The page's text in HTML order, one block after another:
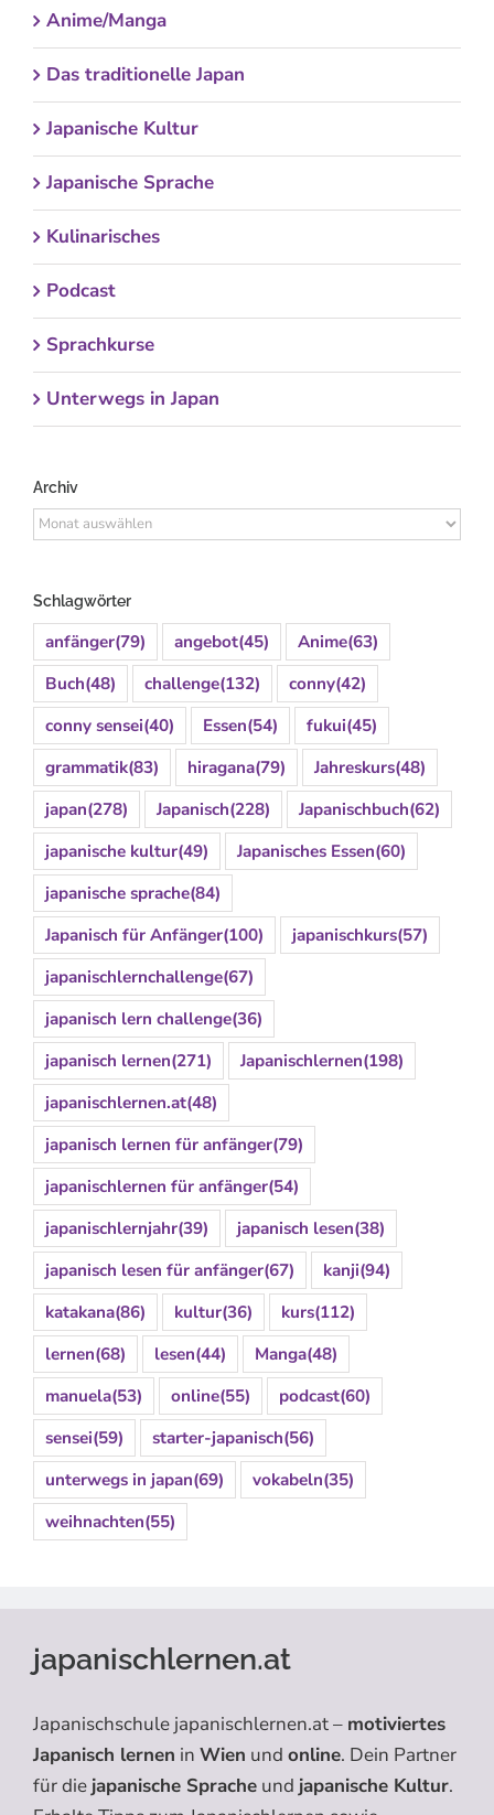
Anime/Manga
Das traditionelle Japan
Japanische Kultur
Japanische Sprache
Kulinarisches
Podcast
Sprachkurse
Unterwegs in Japan
Archiv
Archiv
Schlagwörter
anfänger(79) angebot(45) Anime(63)
Buch(48) challenge(132) conny(42)
conny sensei(40) Essen(54) fukui(45)
grammatik(83) hiragana(79) Jahreskurs(48)
japan(278) Japanisch(228) Japanischbuch(62)
japanische kultur(49) Japanisches Essen(60)
japanische sprache(84)
Japanisch für Anfänger(100) japanischkurs(57)
japanischlernchallenge(67)
japanisch lern challenge(36)
japanisch lernen(271) Japanischlernen(198)
japanischlernen.at(48)
japanisch lernen für anfänger(79)
japanischlernen für anfänger(54)
japanischlernjahr(39) japanisch lesen(38)
japanisch lesen für anfänger(67) kanji(94)
katakana(86) kultur(36) kurs(112)
lernen(68) lesen(44) Manga(48)
manuela(53) online(55) podcast(60)
sensei(59) starter-japanisch(56)
unterwegs in japan(69) vokabeln(35)
weihnachten(55)
japanischlernen.at
Japanischschule japanischlernen.at – motiviertes
Japanisch lernen in Wien und online. Dein Partner
für die japanische Sprache und japanische Kultur.